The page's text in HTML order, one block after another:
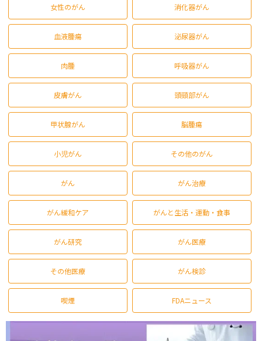
女性のがん 消化器がん
血液腫瘍 泌尿器がん
肉腫 呼吸器がん
皮膚がん 頭頸部がん
甲状腺がん 脳腫瘍
小児がん その他のがん
がん がん治療
がん緩和ケア がんと生活・運動・食事
がん研究 がん医療
その他医療 がん検診
喫煙 FDAニュース